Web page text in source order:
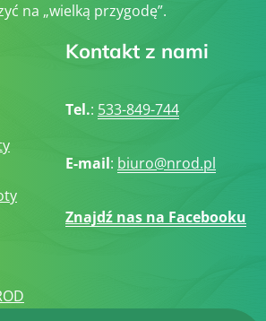
na „wielką przygodę”.
Kontakt z nami
Tel.: 533-849-744
E-mail: biuro@nrod.pl
Znajdź nas na Facebooku